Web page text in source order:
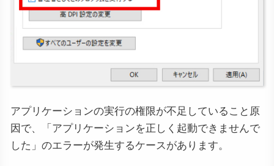
アプリケーションの実行の権限が不足していること原
因で、「アプリケーションを正しく起動できませんで
した」のエラーが発生するケースがあります。